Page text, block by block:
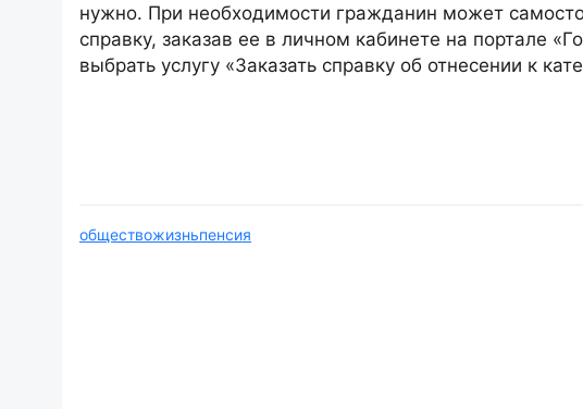
нужно. При необходимости гражданин может
справку, заказав ее в личном кабинете на портале
выбрать услугу «Заказать справку об отнесении к
обществожизньпенсия